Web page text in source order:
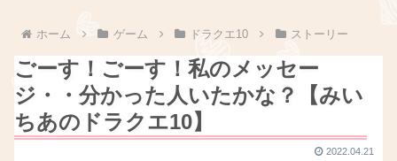
ホーム ゲーム ドラクエ10 ストーリー
ごーす！ごーす！私のメッセー
ジ・・分かった人いたかな？【みい
ちあのドラクエ10】
2022.04.21